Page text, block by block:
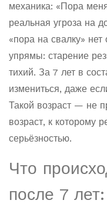
механика: «Пора
реальная угроза на
«пора на свалку»
упрямы: старение
тихий. За 7 лет в
измениться, даже
Такой возраст — не
возраст, к которому
серьёзностью.
Что
после 7